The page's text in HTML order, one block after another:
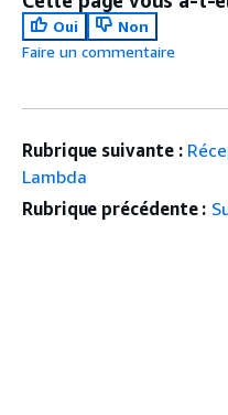
Oui
Non
Faire un commentaire
Rubrique suivante :
Lambda
Rubrique précédente :